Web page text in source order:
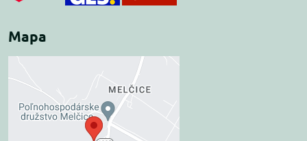
Mapa
Externý obsah je
blokovaný Voľbami
súkromia